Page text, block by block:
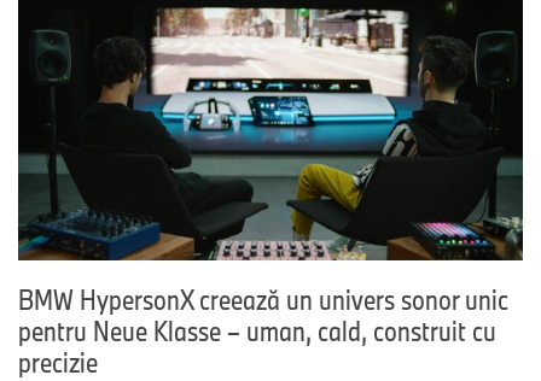
BMW HypersonX creează un univers sonor unic
pentru Neue Klasse – uman, cald, construit cu
precizie